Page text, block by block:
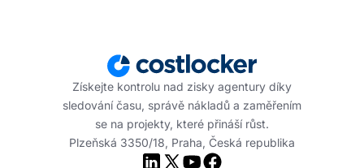
Získejte kontrolu nad zisky agentury díky
sledování času, správě nákladů a zaměřením
se na projekty, které přináší růst.
Plzeňská 3350/18, Praha, Česká republika